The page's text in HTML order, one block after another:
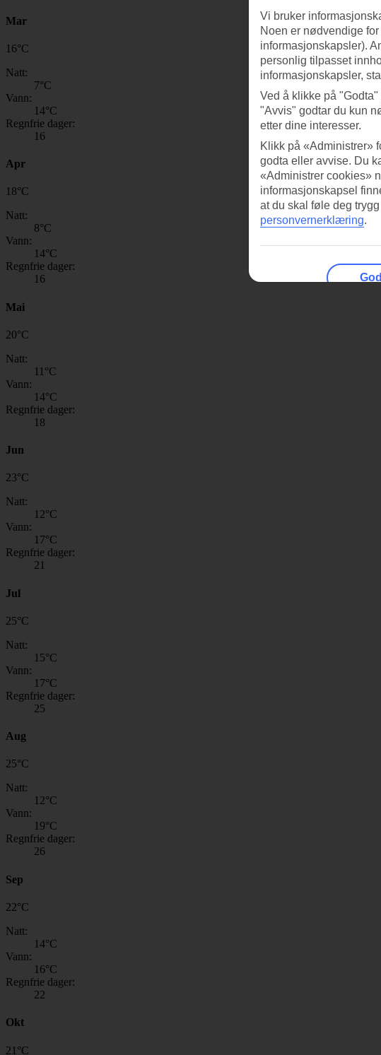
Mar
16°C
Natt:
7°C
Vann:
14°C
Regnfrie dager:
16
Apr
18°C
Natt:
8°C
Vann:
14°C
Regnfrie dager:
16
Mai
20°C
Natt:
11 °C
Vann:
14°C
Regnfrie dager:
18
Jun
23°C
Natt:
12°C
Vann:
17°C
Regnfrie dager:
21
Jul
25°C
Natt:
15°C
Vann:
17°C
Regnfrie dager:
25
Aug
25°C
Natt:
12°C
Vann:
19°C
Regnfrie dager:
26
Sep
22°C
Natt:
14°C
Vann:
16°C
Regnfrie dager:
22
Okt
21 °C
Vi bruker
Noen er nødvendige
informasjonskapsler).
personlig tilpasset
informasjonskapsler,
Ved å klikke på
"Avvis" godtar du kun
etter dine interesser.
Klikk på «Administrer»
godta eller avvise. Du
«Administrer cookies»
informasjonskapsel
at du skal føle deg
personvernerklæring.